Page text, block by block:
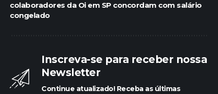
colaboradores da Oi em SP concordam com salário
congelado
Inscreva-se para receber nossa
Newsletter
Continue atualizado! Receba as últimas